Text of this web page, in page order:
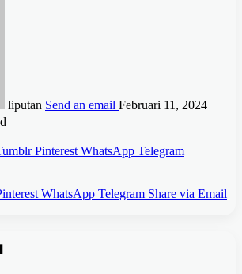
liputan Send an email Februari 11, 2024
Pinterest WhatsApp Telegram
WhatsApp Telegram Share via Email